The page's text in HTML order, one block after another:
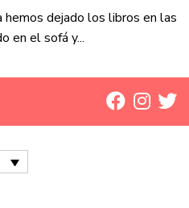
hemos dejado los libros en las
en el sofá y...